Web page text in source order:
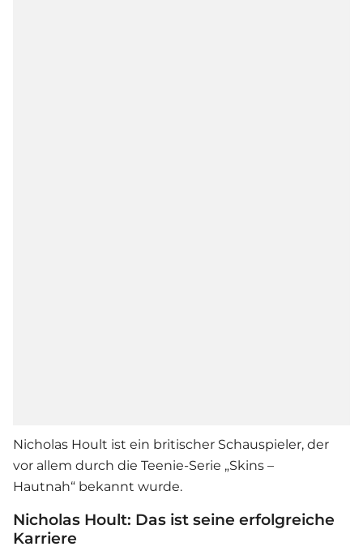
Nicholas Hoult ist ein britischer Schauspieler, der
vor allem durch die Teenie-Serie „Skins –
Hautnah“ bekannt wurde.
Nicholas Hoult: Das ist seine erfolgreiche
Karriere